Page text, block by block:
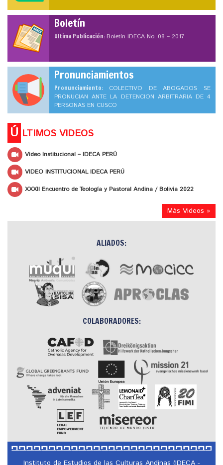
Boletín
Ultima Publicación:Boletín IDECA No. 08 – 2017
Pronunciamientos
Pronunciamiento: COLECTIVO DE ABOGADOS SE
PRONUCIAN ANTE LA DETENCION ARBITRARIA DE 4
PERSONAS EN CUSCO
Ú LTIMOS VIDEOS
Video Institucional – IDECA PERÚ
VIDEO INSTITUCIONAL IDECA PERÚ
XXXII Encuentro de Teología y Pastoral Andina / Bolivia 2022
Más Videos »
ALIADOS:
COLABORADORES: